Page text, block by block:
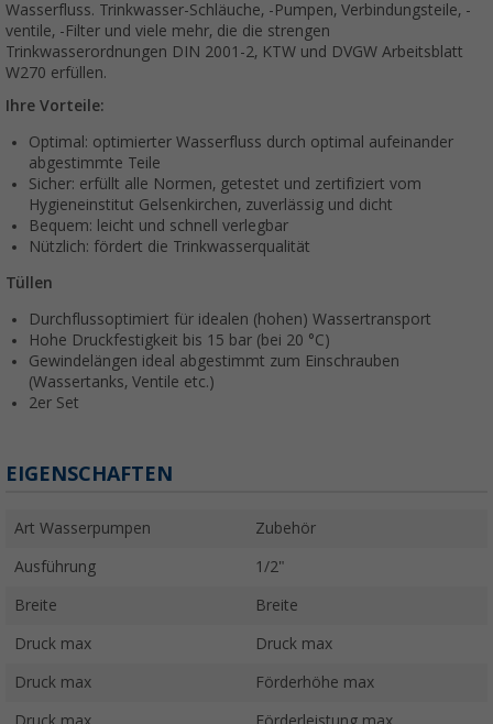
Wasserfluss. Trinkwasser-Schläuche, -Pumpen, Verbindungsteile, -
ventile, -Filter und viele mehr, die die strengen
Trinkwasserordnungen DIN 2001-2, KTW und DVGW Arbeitsblatt
W270 erfüllen.
Ihre Vorteile:
Optimal: optimierter Wasserfluss durch optimal aufeinander
abgestimmte Teile
Sicher: erfüllt alle Normen, getestet und zertifiziert vom
Hygieneinstitut Gelsenkirchen, zuverlässig und dicht
Bequem: leicht und schnell verlegbar
Nützlich: fördert die Trinkwasserqualität
Tüllen
Durchflussoptimiert für idealen (hohen) Wassertransport
Hohe Druckfestigkeit bis 15 bar (bei 20 °C)
Gewindelängen ideal abgestimmt zum Einschrauben
(Wassertanks, Ventile etc.)
2er Set
EIGENSCHAFTEN
Art Wasserpumpen Zubehör
Ausführung 1/2"
Breite Breite
Druck max Druck max
Druck max Förderhöhe max
Druck max Förderleistung max